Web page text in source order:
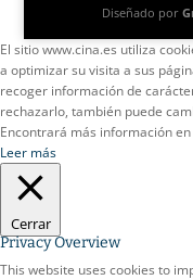
Diseñado por
El sitio www.cina.es utiliza
a optimizar su visita a sus
recoger información de
rechazarlo, también puede
Encontrará más información
Leer más
Cerrar
Privacy Overview
This website uses cookies to